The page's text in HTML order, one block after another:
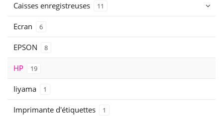
Caisses enregistreuses 11
Ecran 6
EPSON 8
HP 19
Iiyama 1
Imprimante d'étiquettes 1